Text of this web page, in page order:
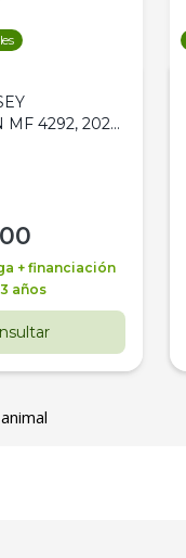
MF 4292, 2020,
+ financiación
años